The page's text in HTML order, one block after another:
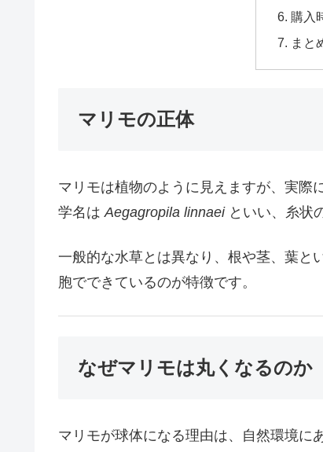
購入
まと
マリモの正体
マリモは植物のように見えますが、実際
学名はAegagropila linnaeiといい、糸状
一般的な水草とは異なり、根や茎、葉と
胞でできているのが特徴です。
なぜマリモは丸くなるのか
マリモが球体になる理由は、自然環境に